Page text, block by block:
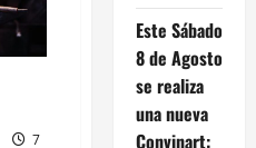
7
Este Sábado
8 de Agosto
se realiza
una nueva
Convinart: